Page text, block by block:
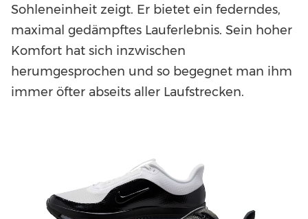
Sohleneinheit zeigt. Er bietet ein federndes,
maximal gedämpftes Lauferlebnis. Sein hoher
Komfort hat sich inzwischen
herumgesprochen und so begegnet man ihm
immer öfter abseits aller Laufstrecken.